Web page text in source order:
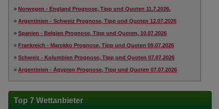
»Norwegen - England Prognose, Tipp und Quoten 11.7.2026.
»Argentinien - Schweiz Prognose, Tipp und Quoten 12.07.2026
»Spanien - Belgien Prognose, Tipp und Quoten, 10.07.2026
»Frankreich - Marokko Prognose, Tipp und Quoten 09.07.2026
»Schweiz - Kolumbien Prognose, Tipp und Quoten 07.07.2026
»Argentinien - Ägypten Prognose, Tipp und Quoten 07.07.2026
Top 7 Wettanbieter